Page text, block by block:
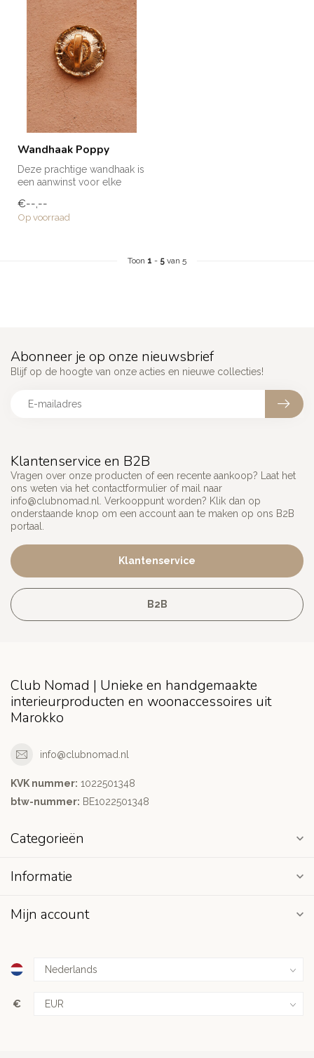
Wandhaak Poppy
Deze prachtige wandhaak is
een aanwinst voor elke
handd...
€--,--
Op voorraad
Toon 1 - 5 van 5
Klantenservice en B2B
Vragen over onze producten of een recente aankoop? Laat het
ons weten via het contactformulier of mail naar
info@clubnomad.nl. Verkooppunt worden? Klik dan op
onderstaande knop om een account aan te maken op ons B2B
portaal.
Klantenservice
B2B
Abonneer je op onze nieuwsbrief
Blijf op de hoogte van onze acties en nieuwe collecties!
Club Nomad | Unieke en handgemaakte
interieurproducten en woonaccessoires uit
Marokko
info@clubnomad.nl
KVK nummer: 1022501348
btw-nummer: BE1022501348
Categorieën
Informatie
Mijn account
€